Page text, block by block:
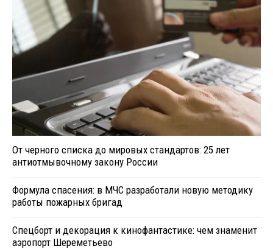
От черного списка до мировых стандартов: 25 лет
антиотмывочному закону России
Формула спасения: в МЧС разработали новую методику
работы пожарных бригад
Спецборт и декорация к кинофантастике: чем знаменит
аэропорт Шереметьево